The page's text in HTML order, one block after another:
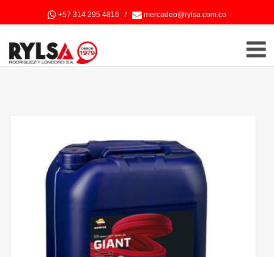
+57 314 295 4816 / mercadeo@rylsa.com.co